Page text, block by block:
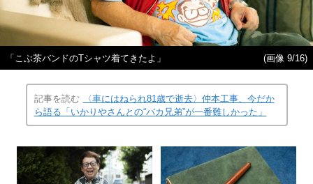
「こぶ茶バンドのTシャツ着てきたよ」 (画像 9/16)
記事を読む
〈車にはねられ81歳で逝去〉仲本工事、今だか
ら語る「いかりやさんとの“バカ兄弟”が一番難しかった」